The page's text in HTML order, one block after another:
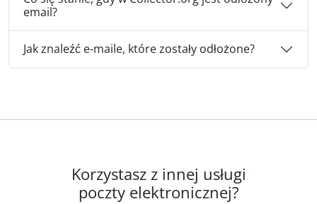
email?
Jak znaleźć e-maile, które zostały odłożone?
Korzystasz z innej usługi
poczty elektronicznej?